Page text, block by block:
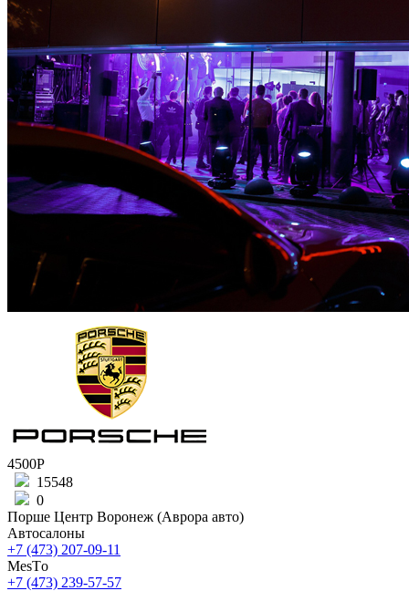
4500Р
15548
0
Порше Центр Воронеж (Аврора авто)
Автосалоны
+7 (473) 207-09-11
МеsTо
+7 (473) 239-57-57